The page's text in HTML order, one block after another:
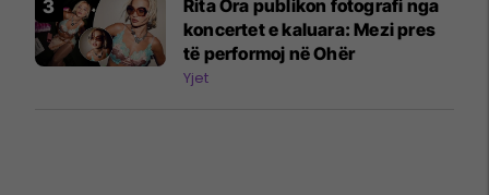
Rita Ora publikon fotografi nga
koncertet e kaluara: Mezi pres
të performoj në Ohër
Yjet